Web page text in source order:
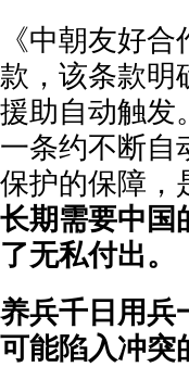
《中朝友好
款，该条款明
援助自动触发
一条约不断自
保护的保障，
长期需要中国
了无私付出。
养兵千日用兵
可能陷入冲突